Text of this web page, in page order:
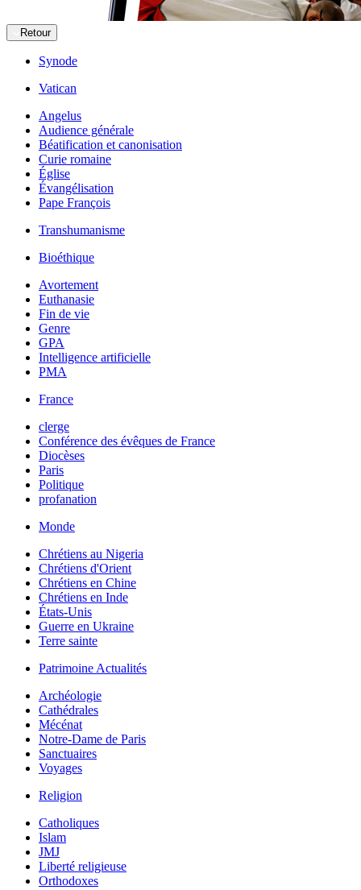
Retour
Synode
Vatican
Angelus
Audience générale
Béatification et canonisation
Curie romaine
Église
Évangélisation
Pape François
Transhumanisme
Bioéthique
Avortement
Euthanasie
Fin de vie
Genre
GPA
Intelligence artificielle
PMA
France
clerge
Conférence des évêques de France
Diocèses
Paris
Politique
profanation
Monde
Chrétiens au Nigeria
Chrétiens d'Orient
Chrétiens en Chine
Chrétiens en Inde
États-Unis
Guerre en Ukraine
Terre sainte
Patrimoine Actualités
Archéologie
Cathédrales
Mécénat
Notre-Dame de Paris
Sanctuaires
Voyages
Religion
Catholiques
Islam
JMJ
Liberté religieuse
Orthodoxes